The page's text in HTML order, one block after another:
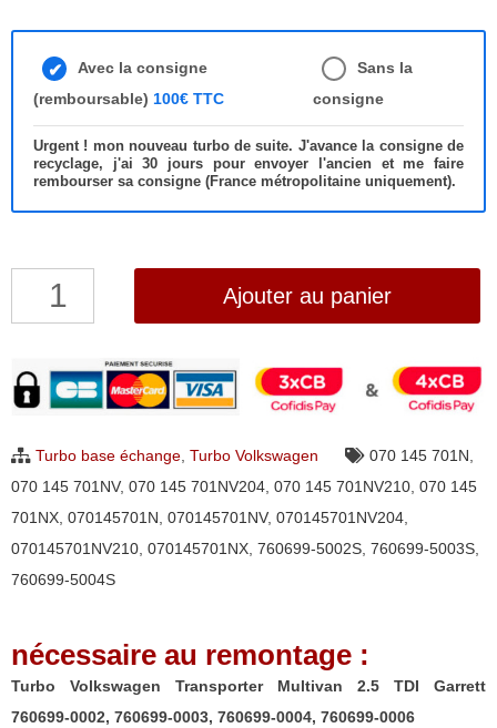
Avec la consigne
(remboursable) 100€ TTC
Sans la
consigne
Urgent ! mon nouveau turbo de suite. J'avance la consigne de
recyclage, j'ai 30 jours pour envoyer l'ancien et me faire
rembourser sa consigne (France métropolitaine uniquement).
quantité
Volkswagen
Transporter
2.5
0003,
760699-
0004,
Ajouter au panier
Turbo base échange, Turbo Volkswagen 070 145 701N,
070 145 701NV, 070 145 701NV204, 070 145 701NV210, 070 145
701NX, 070145701N, 070145701NV, 070145701NV204,
070145701NV210, 070145701NX, 760699-5002S, 760699-5003S,
760699-5004S
nécessaire au remontage :
Turbo Volkswagen Transporter Multivan 2.5 TDI Garrett
760699-0002, 760699-0003, 760699-0004, 760699-0006